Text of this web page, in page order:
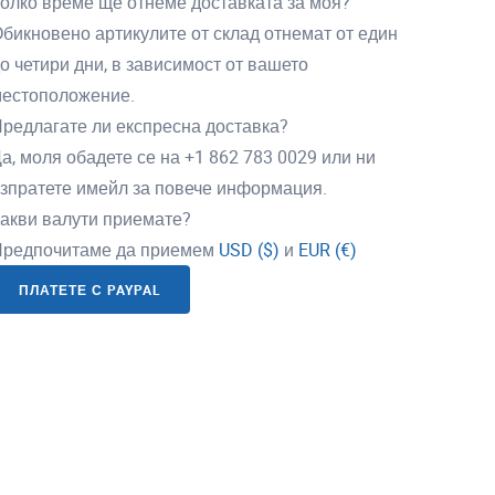
артикулите от склад отнемат от един
четири дни, в зависимост от вашето
ли експресна доставка?
моля обадете се на +1 862 783 0029 или ни
имейл за повече информация.
валути приемате?
да приемем USD ($) и EUR (€)
ПЛАТЕТЕ С PAYPAL